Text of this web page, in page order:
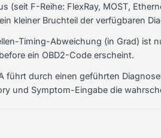
(seit F-Reihe: FlexRay, MOST,
kleiner Bruchteil der verfügbaren
Timing-Abweichung (in Grad) ist
ein OBD2-Code erscheint.
führt durch einen geführten
und Symptom-Eingabe die